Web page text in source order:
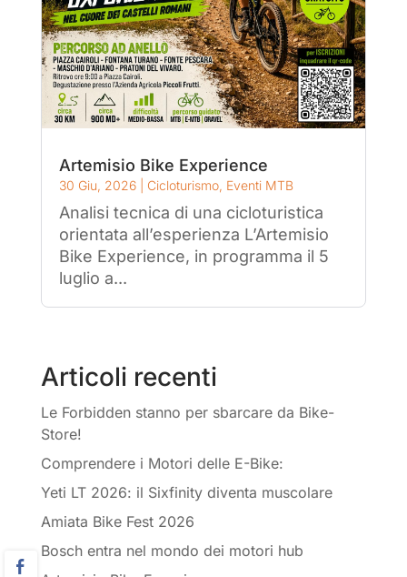
Artemisio Bike Experience
30 Giu, 2026| Cicloturismo, Eventi MTB
Analisi tecnica di una cicloturistica
orientata all’esperienza L’Artemisio
Bike Experience, in programma il 5
luglio a...
Articoli recenti
Le Forbidden stanno per sbarcare da Bike-
Store!
Comprendere i Motori delle E-Bike:
Yeti LT 2026: il Sixfinity diventa muscolare
Amiata Bike Fest 2026
Bosch entra nel mondo dei motori hub